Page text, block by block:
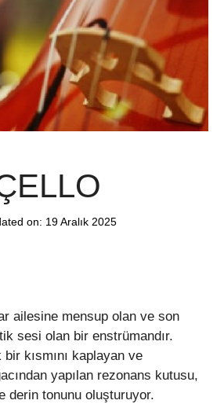
on: 19 Aralık 2025
ailesine mensup olan ve son
sesi olan bir enstrümandır.
kısmını kaplayan ve
yapılan rezonans kutusu,
derin tonunu oluşturuyor.